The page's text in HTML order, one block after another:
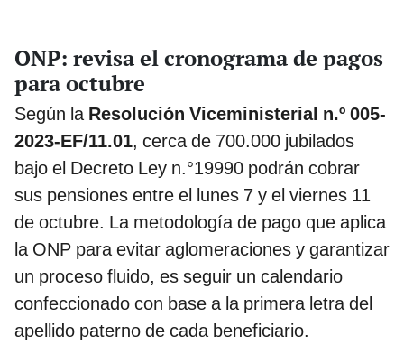
ONP: revisa el cronograma de pagos
para octubre
Según la Resolución Viceministerial n.º 005-
2023-EF/11.01, cerca de 700.000 jubilados
bajo el Decreto Ley n.°19990 podrán cobrar
sus pensiones entre el lunes 7 y el viernes 11
de octubre. La metodología de pago que aplica
la ONP para evitar aglomeraciones y garantizar
un proceso fluido, es seguir un calendario
confeccionado con base a la primera letra del
apellido paterno de cada beneficiario.